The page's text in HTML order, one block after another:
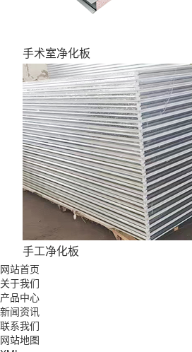
手术室净化板
手工净化板
网站首页
关于我们
产品中心
新闻资讯
联系我们
网站地图